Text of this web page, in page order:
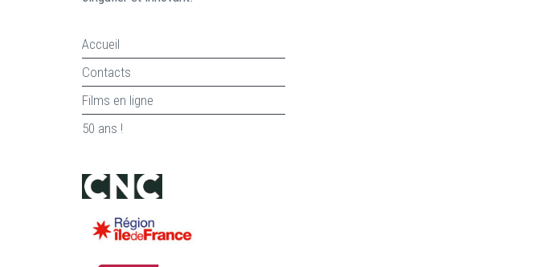
Accueil
Contacts
Films en ligne
50 ans !